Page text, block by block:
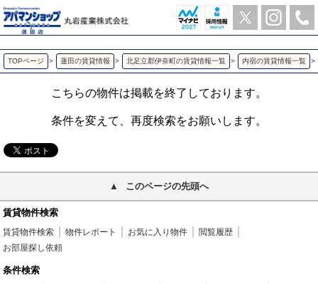
グラン・ホワイエ 内宿の1LDK賃貸アパート | アパマンショップ蓮田店-丸岩産業株式会社-
TOPページ > 蓮田の賃貸情報 > 北足立郡伊奈町の賃貸情報一覧 > 内宿の賃貸情報一覧 >
こちらの物件は掲載を終了しております。
条件を変えて、再度検索をお願いします。
このページの先頭へ
賃貸物件検索
賃貸物件検索 物件レポート お気に入り物件
閲覧履歴
お部屋探し依頼
条件検索